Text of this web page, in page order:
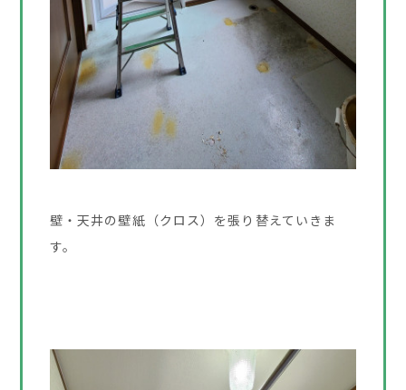
壁・天井の壁紙（クロス）を張り替えていきま
す。